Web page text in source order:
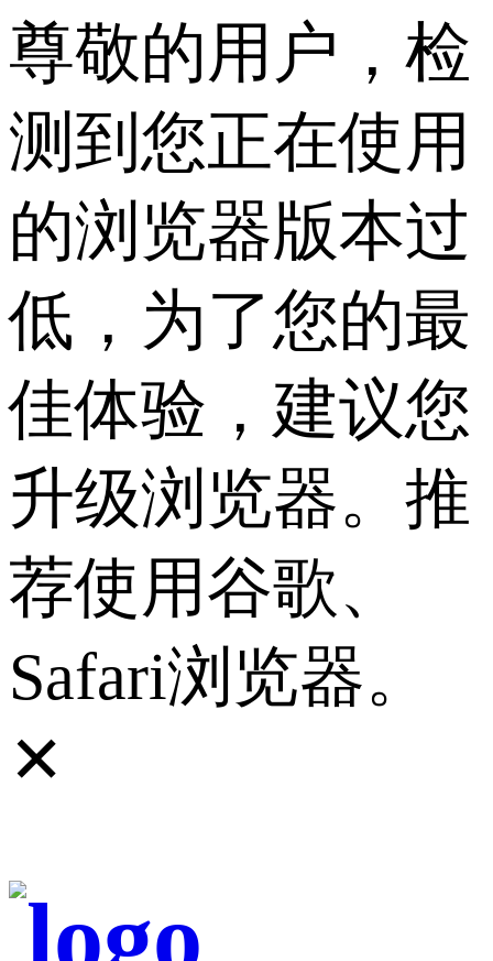
尊敬的用户，检
测到您正在使用
的浏览器版本过
低，为了您的最
佳体验，建议您
升级浏览器。推
荐使用谷歌、
Safari浏览器。
✕